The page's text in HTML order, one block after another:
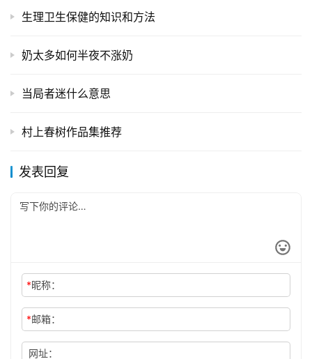
生理卫生保健的知识和方法
奶太多如何半夜不涨奶
当局者迷什么意思
村上春树作品集推荐
发表回复
*昵称：
*邮箱：
网址：